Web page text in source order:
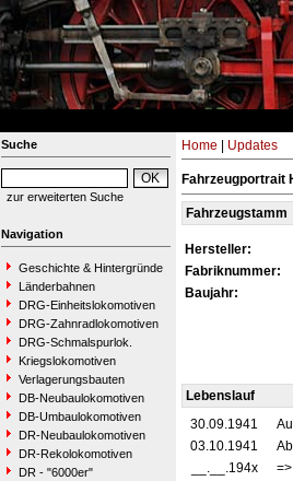
Suche
zur erweiterten Suche
Navigation
Geschichte & Hintergründe
Länderbahnen
DRG-Einheitslokomotiven
DRG-Zahnradlokomotiven
DRG-Schmalspurlok.
Kriegslokomotiven
Verlagerungsbauten
DB-Neubaulokomotiven
DB-Umbaulokomotiven
DR-Neubaulokomotiven
DR-Rekolokomotiven
DR - "6000er"
Home Updates
Fahrzeugportrait
Fahrzeugstamm
Hersteller:
Fabriknummer:
Baujahr:
Lebenslauf
30.09.1941
03.10.1941
__.__.194x